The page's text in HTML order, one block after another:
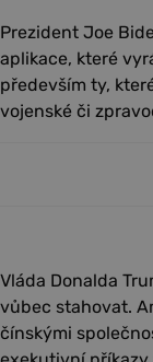
Prezident Joe
aplikace, které
především ty,
vojenské či
Vláda Donalda
vůbec stahovat.
čínskými